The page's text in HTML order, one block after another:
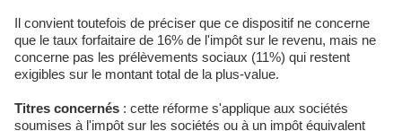
Il convient toutefois de préciser que ce dispositif ne concerne
que le taux forfaitaire de 16% de l'impôt sur le revenu, mais ne
concerne pas les prélèvements sociaux (11%) qui restent
exigibles sur le montant total de la plus-value.
Titres concernés : cette réforme s'applique aux sociétés
soumises à l'impôt sur les sociétés ou à un impôt équivalent